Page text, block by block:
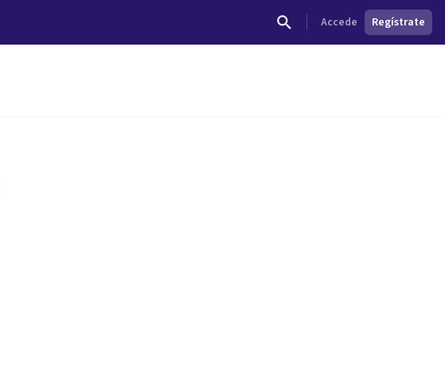
Accede Regístrate